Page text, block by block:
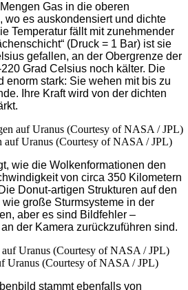
Gas in die oberen
wo es auskondensiert und dichte
Temperatur fällt mit zunehmender
(Druck = 1 Bar) ist sie
gefallen, an der Obergrenze der
Grad Celsius noch kälter. Die
enorm stark: Sie wehen mit bis zu
Ihre Kraft wird von der dichten
auf Uranus (Courtesy of NASA / JPL)
wie die Wolkenformationen den
von circa 350 Kilometern
Donut-artigen Strukturen auf den
große Sturmsysteme in der
aber es sind Bildfehler –
der Kamera zurückzuführen sind.
Uranus (Courtesy of NASA / JPL)
stammt ebenfalls von